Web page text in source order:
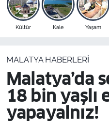
Kültür Kale Yaşam
MALATYA HABERLERI
Malatya’da
18 bin yaşlı
yapayalnız!
Bölge
Resmi İlanlar
Süper Lig Puan
Son Dakika Haberleri
Haber Arşivi